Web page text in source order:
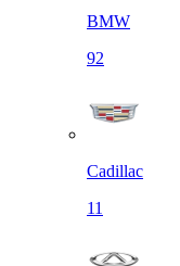
BMW
92
Cadillac
11